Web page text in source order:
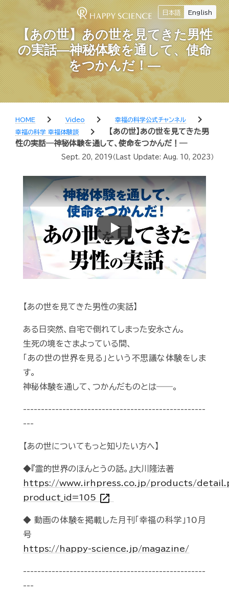
日本語 English
【あの世】あの世を見てきた男性
の実話―神秘体験を通して、使命
をつかんだ！―
HOME chevron_right Video chevron_right 幸福の科学公式チャンネル chevron_right
幸福の科学 幸福体験談 chevron_right
【あの世】あの世を見てきた男
性の実話―神秘体験を通して、使命をつかんだ！―
Sept. 20, 2019 （Last Update: Aug. 10, 2023 ）
Play
【あの世を見てきた男性の実話】
ある日突然、自宅で倒れてしまった安永さん。
生死の境をさまよっている間、
「あの世の世界を見る」という不思議な体験をしま
す。
神秘体験を通して、つかんだものとは――。
---------------------------------------------------
---
【あの世についてもっと知りたい方へ】
◆『霊的世界のほんとうの話。』大川隆法著
https://www.irhpress.co.jp/products/
product_id=105 open_in_new
◆ 動画の体験を掲載した月刊「幸福の科学」10月
号
https://happy-science.jp/magazine/
---------------------------------------------------
---